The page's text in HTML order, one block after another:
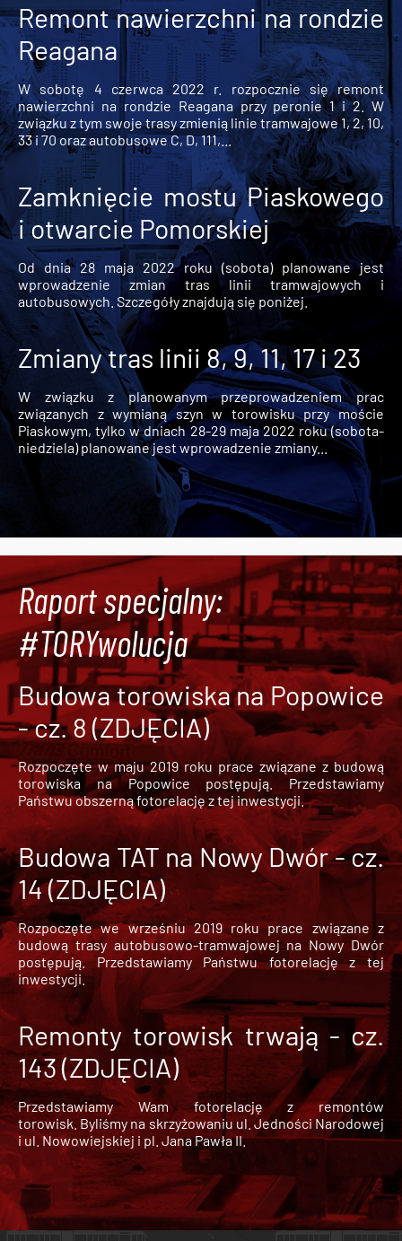
Remont nawierzchni na rondzie
Reagana
W sobotę 4 czerwca 2022 r. rozpocznie się remont
nawierzchni na rondzie Reagana przy peronie 1 i 2. W
związku z tym swoje trasy zmienią linie tramwajowe 1, 2, 10,
33 i 70 oraz autobusowe C, D, 111,...
Zamknięcie mostu Piaskowego
i otwarcie Pomorskiej
Od dnia 28 maja 2022 roku (sobota) planowane jest
wprowadzenie zmian tras linii tramwajowych i
autobusowych. Szczegóły znajdują się poniżej.
Zmiany tras linii 8, 9, 11, 17 i 23
W związku z planowanym przeprowadzeniem prac
związanych z wymianą szyn w torowisku przy moście
Piaskowym, tylko w dniach 28-29 maja 2022 roku (sobota-
niedziela) planowane jest wprowadzenie zmiany...
Raport specjalny:
#TORYwolucja
Budowa torowiska na Popowice
- cz. 8 (ZDJĘCIA)
Rozpoczęte w maju 2019 roku prace związane z budową
torowiska na Popowice
postępują. Przedstawiamy
Państwu obszerną fotorelację z tej inwestycji.
Budowa TAT na Nowy Dwór - cz.
14 (ZDJĘCIA)
Rozpoczęte we wrześniu 2019 roku prace związane z
budową trasy autobusowo-tramwajowej na Nowy Dwór
postępują. Przedstawiamy Państwu fotorelację z tej
inwestycji.
Remonty torowisk trwają - cz.
143 (ZDJĘCIA)
Przedstawiamy Wam fotorelację z remontów
torowisk. Byliśmy na skrzyżowaniu ul. Jedności Narodowej
i ul. Nowowiejskiej i pl. Jana Pawła II.